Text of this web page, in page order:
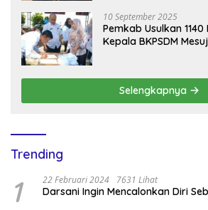
10 September 2025
Pemkab Usulkan 1140
Kepala BKPSDM
Selengkapnya
Trending
1 22 Februari 2024 7631 Lihat
Darsani Ingin Mencalonkan Diri